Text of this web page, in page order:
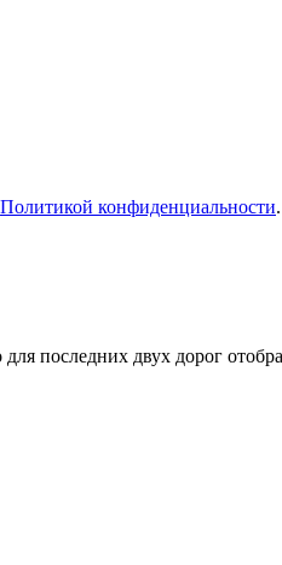
Политикой конфиденциальности.
последних двух дорог